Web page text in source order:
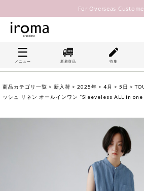
For Overseas
メニュー 新着商品 特集
商品カテゴリ一覧 > 新入荷 > 2025年 > 4月 > 5日 >
ッシュ リネン オールインワン “Sleeveless ALL in